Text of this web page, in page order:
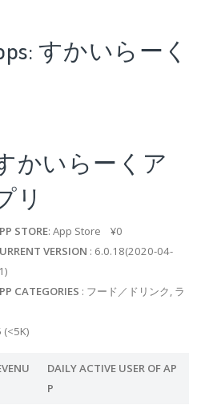
すかいらーく
かいらーくア
リ
STORE: App Store ¥0
VERSION : 6.0.18(2020-04-
CATEGORIES : フード／ドリンク, ラ
(<5K)
DAILY ACTIVE USER OF AP
P